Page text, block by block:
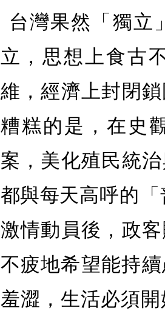
台灣果然「獨立
立，思想上食古
維，經濟上封閉
糟糕的是，在史
案，美化殖民統
都與每天高呼的
激情動員後，政
不疲地希望能持
羞澀，生活必須